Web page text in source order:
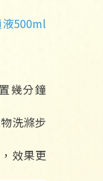
500ml
幾分鐘
洗滌步
效果更